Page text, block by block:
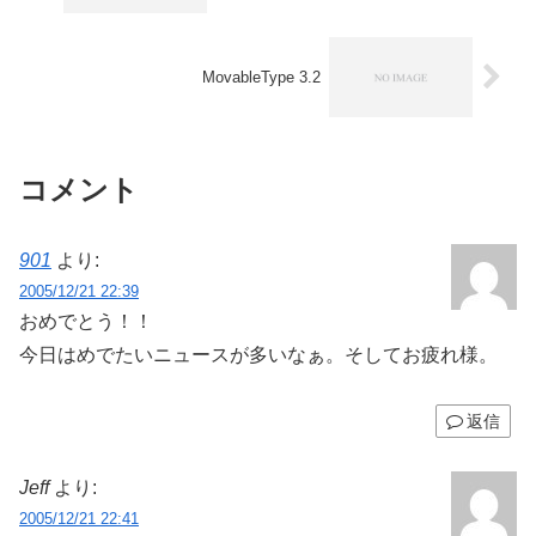
MovableType 3.2
コメント
901 より:
2005/12/21 22:39
おめでとう！！
今日はめでたいニュースが多いなぁ。そしてお疲れ様。
返信
Jeff より:
2005/12/21 22:41